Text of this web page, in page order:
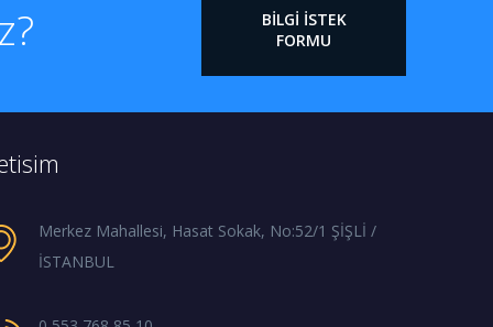
BILGI İSTEK
FORMU
Merkez Mahallesi, Hasat Sokak, No:52/1 ŞİŞLİ /
İSTANBUL